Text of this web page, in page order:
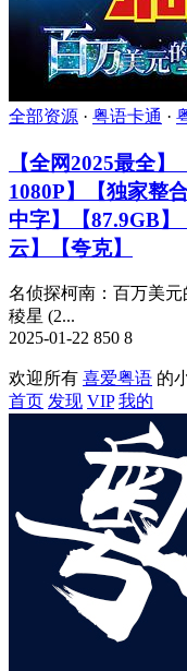
全部资源 · 粤语卡通 ·
【全网2025最全
1080P】【独家整
中字】【87.9GB
云】【夸克】
名侦探柯南：百万美
稜星 (2...
2025-01-22 850 8
欢迎所有 喜爱粤语 的
首页 发现 VIP 我的